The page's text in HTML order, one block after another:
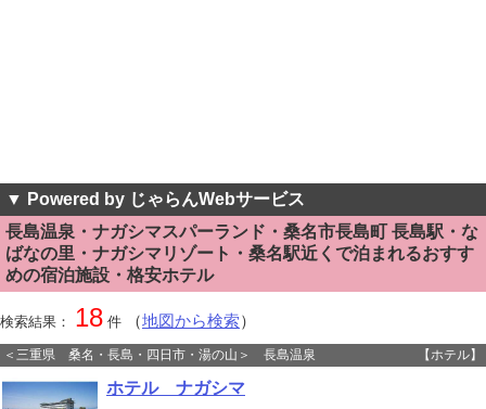
▼ Powered by じゃらんWebサービス
長島温泉・ナガシマスパーランド・桑名市長島町 長島駅・な
ばなの里・ナガシマリゾート・桑名駅近くで泊まれるおすす
めの宿泊施設・格安ホテル
検索結果： 18 件 （地図から検索）
＜三重県 桑名・長島・四日市・湯の山＞ 長島温泉 【ホテル】
ホテル ナガシマ